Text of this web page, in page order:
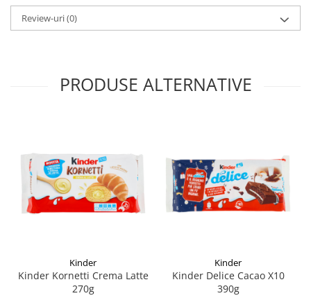
Review-uri(0)
PRODUSE ALTERNATIVE
Kinder
Kinder Kornetti Crema Latte
270g
Kinder
Kinder Delice Cacao X10
390g